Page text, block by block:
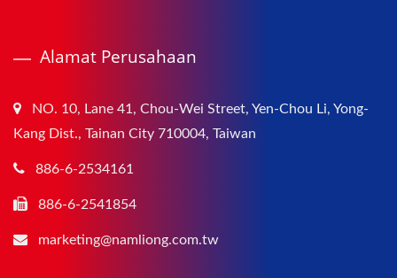
Alamat Perusahaan
NO. 10, Lane 41, Chou-Wei Street, Yen-Chou Li, Yong-
Kang Dist., Tainan City 710004, Taiwan
886-6-2534161
886-6-2541854
marketing@namliong.com.tw